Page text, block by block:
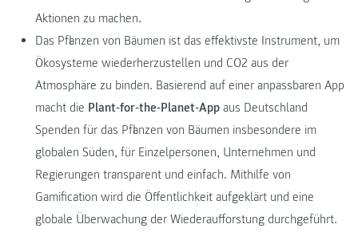
Aktionen zu machen.
Das Pflanzen von Bäumen ist das effektivste Instrument, um
Ökosysteme wiederherzustellen und CO2 aus der
Atmosphäre zu binden. Basierend auf einer anpassbaren App
macht die Plant-for-the-Planet-App aus Deutschland
Spenden für das Pflanzen von Bäumen insbesondere im
globalen Süden, für Einzelpersonen, Unternehmen und
Regierungen transparent und einfach. Mithilfe von
Gamification wird die Öffentlichkeit aufgeklärt und eine
globale Überwachung der Wiederaufforstung durchgeführt.